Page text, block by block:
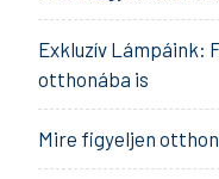
Exkluzív Lámpáink:
otthonába is
Mire figyeljen